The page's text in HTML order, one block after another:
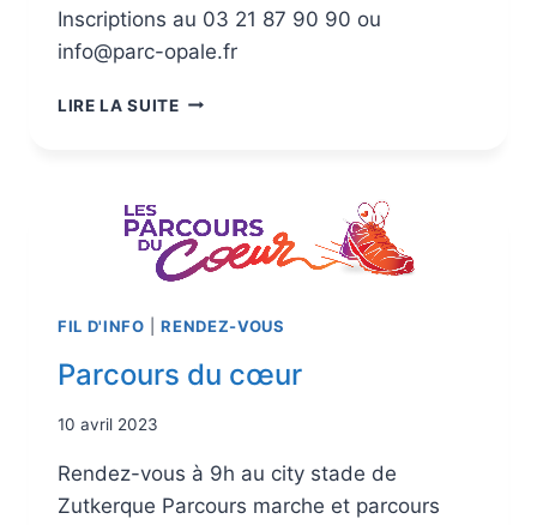
Inscriptions au 03 21 87 90 90 ou
info@parc-opale.fr
LIRE LA SUITE
FIL D'INFO |RENDEZ-VOUS
Parcours du cœur
10 avril 2023
Rendez-vous à 9h au city stade de
Zutkerque Parcours marche et parcours